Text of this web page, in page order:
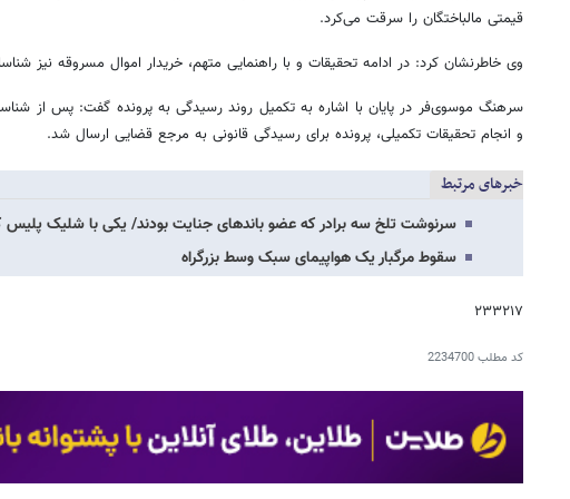
قیمتی مالباختگان را سرقت می‌کرد.
وی خاطرنشان کرد: در ادامه تحقیقات و با راهنمایی متهم، خریدار اموال مسروقه نیز
سرهنگ موسوی‌فر در پایان با اشاره به تکمیل روند رسیدگی به پرونده گفت: پس از
و انجام تحقیقات تکمیلی، پرونده برای رسیدگی قانونی به مرجع قضایی ارسال شد.
خبرهای مرتبط
سرنوشت تلخ سه برادر که عضو باندهای جنایت بودند/ یکی با شلیک
سقوط مرگبار یک هواپیمای سبک وسط بزرگراه
۲۳۳۲۱۷
کد مطلب2234700